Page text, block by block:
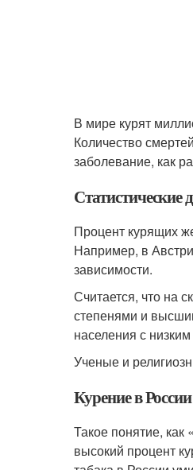
В мире курят
Количество
заболевание, как
Процент курящих
Например, в
зависимости.
Считается, что на
степенями и
населения с
Ученые и
Курение в России
Такое понятие,
высокий процент